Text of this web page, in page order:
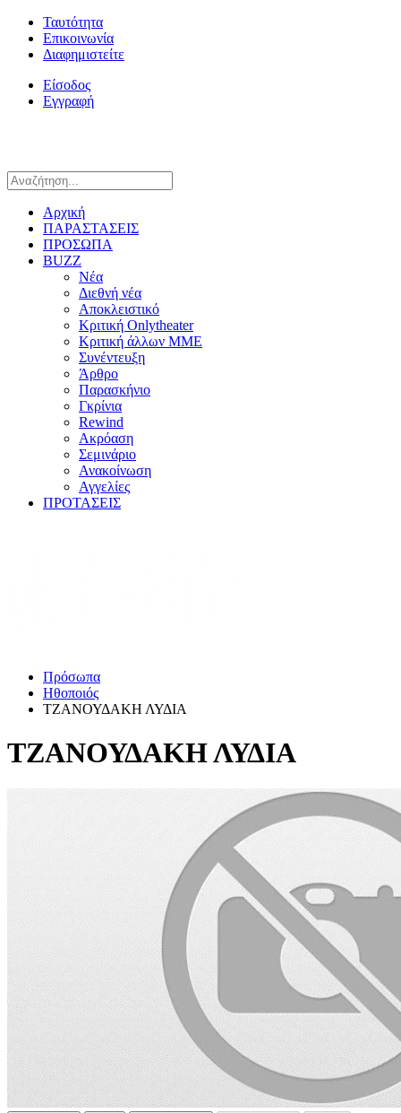
Ταυτότητα
Επικοινωνία
Διαφημιστείτε
Είσοδος
Εγγραφή
Αρχική
ΠΑΡΑΣΤΑΣΕΙΣ
ΠΡΟΣΩΠΑ
BUZZ
Νέα
Διεθνή νέα
Αποκλειστικό
Κριτική Onlytheater
Κριτική άλλων ΜΜΕ
Συνέντευξη
Άρθρο
Παρασκήνιο
Γκρίνια
Rewind
Ακρόαση
Σεμινάριο
Ανακοίνωση
Αγγελίες
ΠΡΟΤΑΣΕΙΣ
Πρόσωπα
Ηθοποιός
ΤΖΑΝΟΥΔΑΚΗ ΛΥΔΙΑ
ΤΖΑΝΟΥΔΑΚΗ ΛΥΔΙΑ